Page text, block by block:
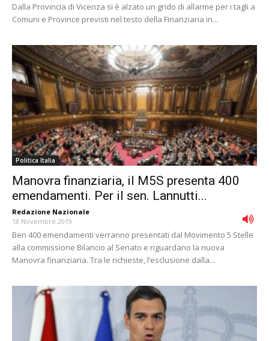
Dalla Provincia di Vicenza si è alzato un grido di allarme per i tagli a
Comuni e Province previsti nel testo della Finanziaria in...
Politica Italia
Manovra finanziaria, il M5S presenta 400
emendamenti. Per il sen. Lannutti...
Redazione Nazionale -
18 Novembre 2019
Ben 400 emendamenti verranno presentati dal Movimento 5 Stelle
alla commissione Bilancio al Senato e riguardano la nuova
Manovra finanziaria. Tra le richieste, l’esclusione dalla...